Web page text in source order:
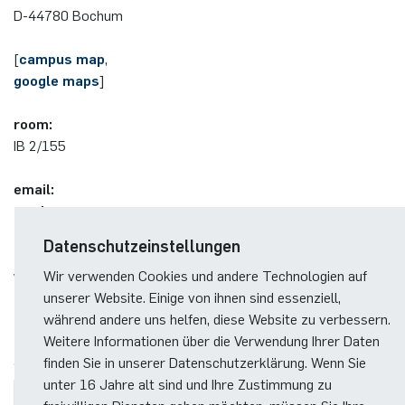
D-44780 Bo­chum
[campus map,
google maps]
room:
IB 2/155
email:
marie-
website:
https://mariebrandenburg.github.io/
TEACHING
Datenschutzeinstellungen
Wir verwenden Cookies und andere Technologien auf
unserer Website. Einige von ihnen sind essenziell,
während andere uns helfen, diese Website zu verbessern.
Weitere Informationen über die Verwendung Ihrer Daten
finden Sie in unserer Datenschutzerklärung. Wenn Sie
unter 16 Jahre alt sind und Ihre Zustimmung zu
Oberseminar dynamical systems
Past Events
Kim Fenrich
Laura Geldermann
Dr. Benjamin Schulz-Rosenberger
Andreas Schwenk
Marius Kroll
Sebastian Kühnert
Bufan Li
Robin Solinus
German)